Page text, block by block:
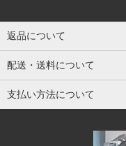
返品について
配送・送料について
支払い方法について